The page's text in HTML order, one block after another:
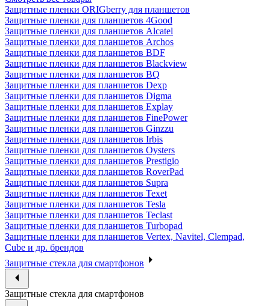
Защитные пленки ORIGberry для планшетов
Защитные пленки для планшетов 4Good
Защитные пленки для планшетов Alcatel
Защитные пленки для планшетов Archos
Защитные пленки для планшетов BDF
Защитные пленки для планшетов Blackview
Защитные пленки для планшетов BQ
Защитные пленки для планшетов Dexp
Защитные пленки для планшетов Digma
Защитные пленки для планшетов Explay
Защитные пленки для планшетов FinePower
Защитные пленки для планшетов Ginzzu
Защитные пленки для планшетов Irbis
Защитные пленки для планшетов Oysters
Защитные пленки для планшетов Prestigio
Защитные пленки для планшетов RoverPad
Защитные пленки для планшетов Supra
Защитные пленки для планшетов Texet
Защитные пленки для планшетов Tesla
Защитные пленки для планшетов Teclast
Защитные пленки для планшетов Turbopad
Защитные пленки для планшетов Vertex, Navitel, Clempad,
Cube и др. брендов
Защитные стекла для смартфонов
Защитные стекла для смартфонов